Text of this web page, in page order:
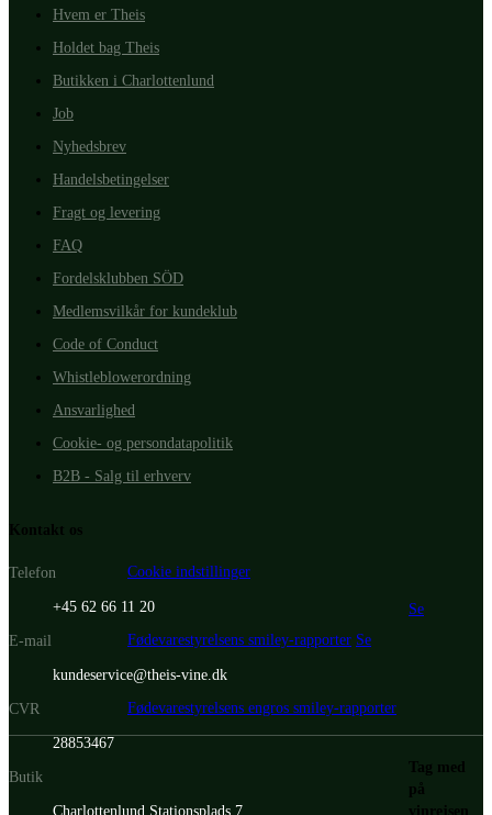
Hvem er Theis
Holdet bag Theis
Butikken i Charlottenlund
Job
Nyhedsbrev
Handelsbetingelser
Fragt og levering
FAQ
Fordelsklubben SÖD
Medlemsvilkår for kundeklub
Code of Conduct
Whistleblowerordning
Ansvarlighed
Cookie- og persondatapolitik
B2B - Salg til erhverv
Kontakt os
Telefon
+45 62 66 11 20
E-mail
kundeservice@theis-vine.dk
CVR
28853467
Butik
Charlottenlund Stationsplads 7
Cookie indstillinger
Se
Fødevarestyrelsens smiley-rapporter Se
Fødevarestyrelsens engros smiley-rapporter
Tag med
på
vinrejsen